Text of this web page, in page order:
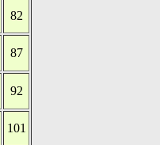
82
87
92
101